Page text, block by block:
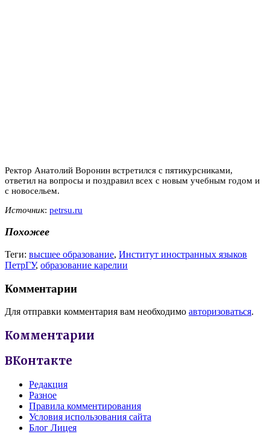
Ректор Анатолий Воронин встретился с пятикурсниками,
ответил на вопросы и поздравил всех с новым учебным годом и
с новосельем.
Источник: petrsu.ru
Похожее
Теги: высшее образование, Институт иностранных языков
ПетрГУ, образование карелии
Комментарии
Для отправки комментария вам необходимо авторизоваться.
Комментарии
ВКонтакте
Редакция
Разное
Правила комментирования
Условия использования сайта
Блог Лицея